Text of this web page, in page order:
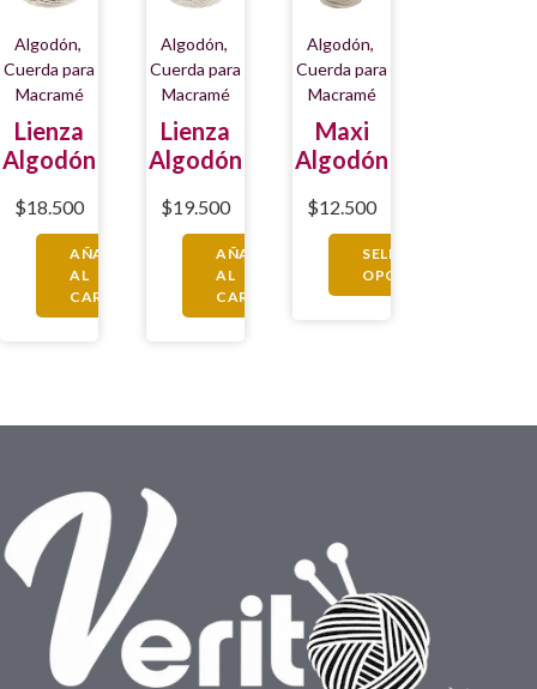
Algodón,
Cuerda para
Macramé
Lienza
Algodón
$18.500
AÑADIR
AL
CARRITO
Algodón,
Cuerda para
Macramé
Lienza
Algodón
$19.500
AÑADIR
AL
CARRITO
Algodón,
Cuerda para
Macramé
Maxi
Algodón
$12.500
SELECCIONAR
OPCIONES